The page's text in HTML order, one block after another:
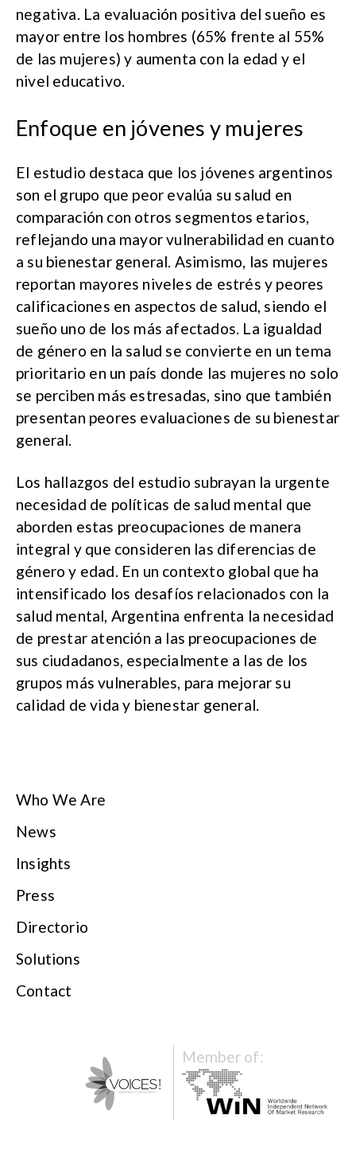
negativa. La evaluación positiva del sueño es
mayor entre los hombres (65% frente al 55%
de las mujeres) y aumenta con la edad y el
nivel educativo.
Enfoque en jóvenes y mujeres
El estudio destaca que los jóvenes argentinos
son el grupo que peor evalúa su salud en
comparación con otros segmentos etarios,
reflejando una mayor vulnerabilidad en cuanto
a su bienestar general. Asimismo, las mujeres
reportan mayores niveles de estrés y peores
calificaciones en aspectos de salud, siendo el
sueño uno de los más afectados. La igualdad
de género en la salud se convierte en un tema
prioritario en un país donde las mujeres no solo
se perciben más estresadas, sino que también
presentan peores evaluaciones de su bienestar
general.
Los hallazgos del estudio subrayan la urgente
necesidad de políticas de salud mental que
aborden estas preocupaciones de manera
integral y que consideren las diferencias de
género y edad. En un contexto global que ha
intensificado los desafíos relacionados con la
salud mental, Argentina enfrenta la necesidad
de prestar atención a las preocupaciones de
sus ciudadanos, especialmente a las de los
grupos más vulnerables, para mejorar su
calidad de vida y bienestar general.
Who We Are
News
Insights
Press
Directorio
Solutions
Contact
Member of: